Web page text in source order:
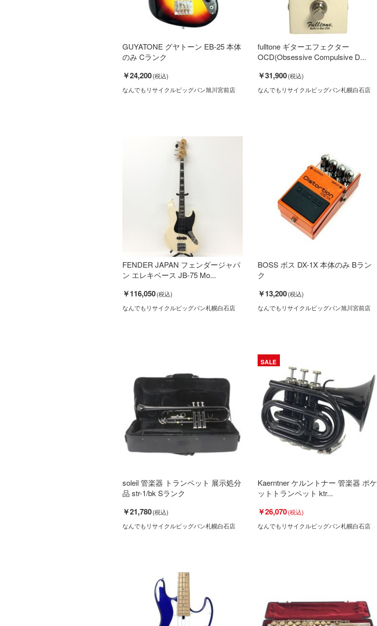
GUYATONE グヤトーン EB-25 本体
のみ Cランク
￥24,200
なんでもリサイクルビッグバン旭川宮前店
fulltone ギターエフェクター
OCD(Obsessive Compulsive D...
￥31,900
なんでもリサイクルビッグバン札幌白石店
FENDER JAPAN フェンダージャパ
ン エレキベース JB-75 Mo...
￥116,050
なんでもリサイクルビッグバン札幌白石店
BOSS ボス DX-1X 本体のみ Bラン
ク
￥13,200
なんでもリサイクルビッグバン旭川宮前店
soleil 管楽器 トランペット 展示処分
品 str-1/bk Sランク
￥21,780
なんでもリサイクルビッグバン札幌白石店
Kaerntner ケルントナー 管楽器 ポケ
ットトランペット ktr...
￥26,070
SALE
なんでもリサイクルビッグバン札幌白石店